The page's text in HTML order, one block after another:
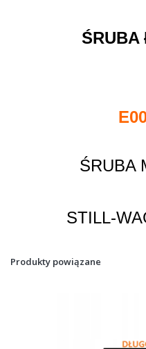
ŚRUBA
ŚRUBA
STILL-
Produkty powiązane